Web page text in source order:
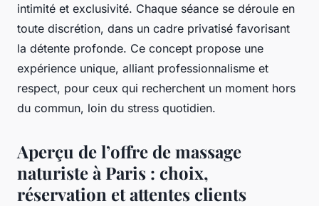
intimité et exclusivité. Chaque séance se déroule en
toute discrétion, dans un cadre privatisé favorisant
la détente profonde. Ce concept propose une
expérience unique, alliant professionnalisme et
respect, pour ceux qui recherchent un moment hors
du commun, loin du stress quotidien.
Aperçu de l’offre de massage
naturiste à Paris : choix,
réservation et attentes clients